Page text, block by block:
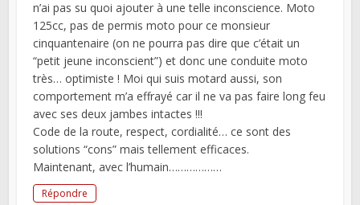
n’ai pas su quoi ajouter à une telle inconscience. Moto
125cc, pas de permis moto pour ce monsieur
cinquantenaire (on ne pourra pas dire que c’était un
“petit jeune inconscient”) et donc une conduite moto
très… optimiste ! Moi qui suis motard aussi, son
comportement m’a effrayé car il ne va pas faire long feu
avec ses deux jambes intactes !!!
Code de la route, respect, cordialité… ce sont des
solutions “cons” mais tellement efficaces.
Maintenant, avec l’humain………………
Répondre